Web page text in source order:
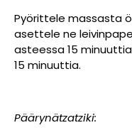
Pyörittele massasta
asettele ne
asteessa 15
15 minuuttia.
Päärynätzatziki: